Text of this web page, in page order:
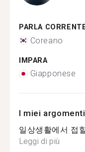
PARLA
Coreano
IMPARA
Giapponese
I miei
일상생활에서 접
Leggi di più